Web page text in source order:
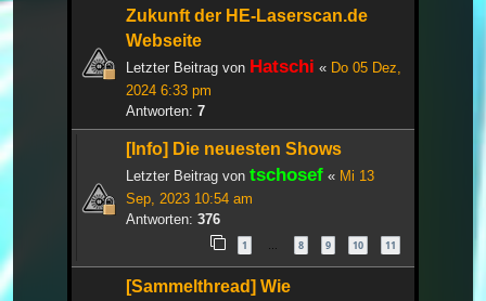
Zukunft der HE-Laserscan.de
Webseite
Letzter Beitrag von Hatschi « Do 05 Dez,
2024 6:33 pm
Antworten: 7
[Info] Die neuesten Shows
Letzter Beitrag von tschosef « Mi 13
Sep, 2023 10:54 am
Antworten: 376
1 … 8 9 10 11
[Sammelthread] Wie